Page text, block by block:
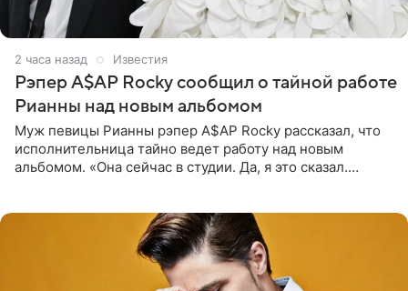
2 часа назад Известия
Рэпер A$AP Rocky сообщил о тайной работе
Рианны над новым альбомом
Муж певицы Рианны рэпер A$AP Rocky рассказал, что
исполнительница тайно ведет работу над новым
альбомом. «Она сейчас в студии. Да, я это сказал.